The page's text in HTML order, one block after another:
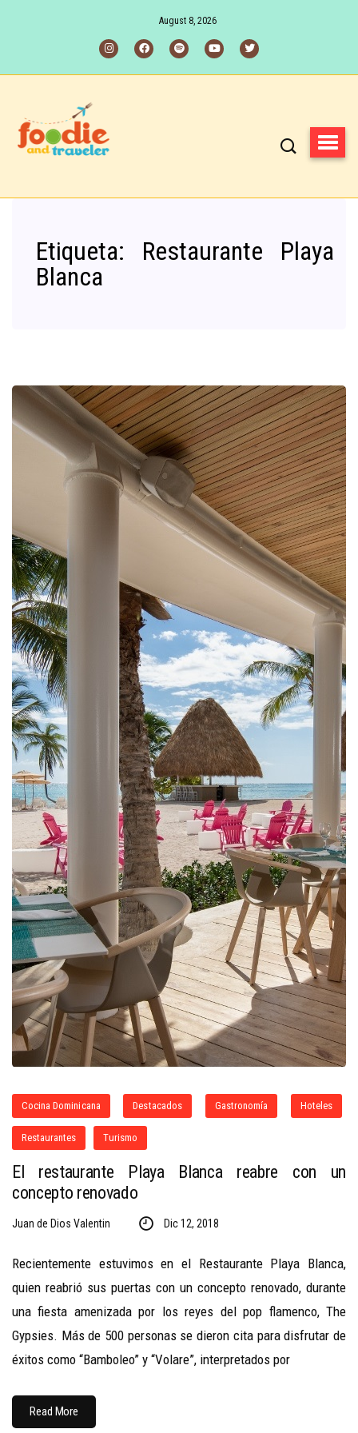
August 8, 2026
Etiqueta: Restaurante Playa
Blanca
Cocina Dominicana Destacados Gastronomía Hoteles
Restaurantes Turismo
El restaurante Playa Blanca reabre con un
concepto renovado
Juan de Dios Valentin Dic 12, 2018
Recientemente estuvimos en el Restaurante Playa Blanca,
quien reabrió sus puertas con un concepto renovado, durante
una fiesta amenizada por los reyes del pop flamenco, The
Gypsies. Más de 500 personas se dieron cita para disfrutar de
éxitos como “Bamboleo” y “Volare”, interpretados por
Read More